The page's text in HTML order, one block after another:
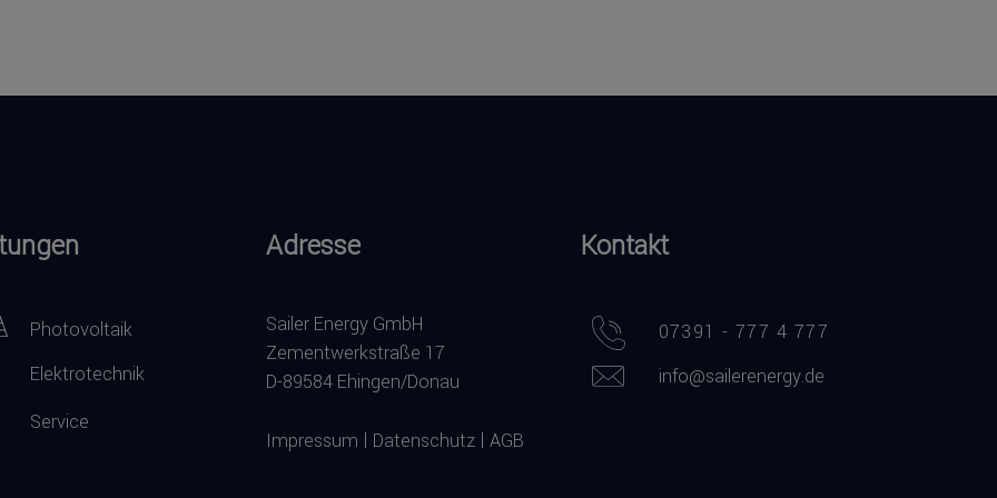
Photovoltaik
Elektrotechnik
Service
Adresse
Sailer Energy GmbH
Zementwerkstraße 17
D-89584 Ehingen/Donau
Impressum | Datenschutz | AGB
Kontakt
07391 - 777 4 777
info@sailerenergy.de